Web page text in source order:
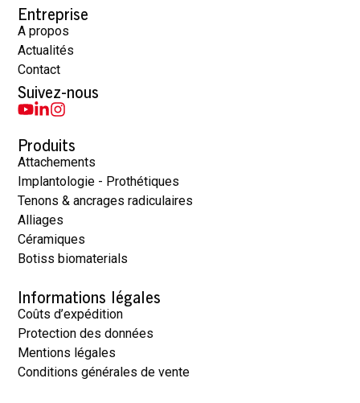
Entreprise
A propos
Actualités
Contact
Suivez-nous
Produits
Attachements
Implantologie - Prothétiques
Tenons & ancrages radiculaires
Alliages
Céramiques
Botiss biomaterials
Informations légales
Coûts d’expédition
Protection des données
Mentions légales
Conditions générales de vente